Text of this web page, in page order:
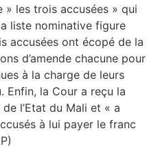
» les trois accusées » qui
liste nominative figure
accusées ont écopé de la
d’amende chacune pour
à la charge de leurs
Enfin, la Cour a reçu la
l’Etat du Mali et « a
à lui payer le franc